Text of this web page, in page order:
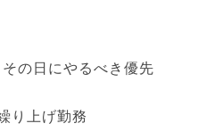
の日にやるべき優先
り上げ勤務